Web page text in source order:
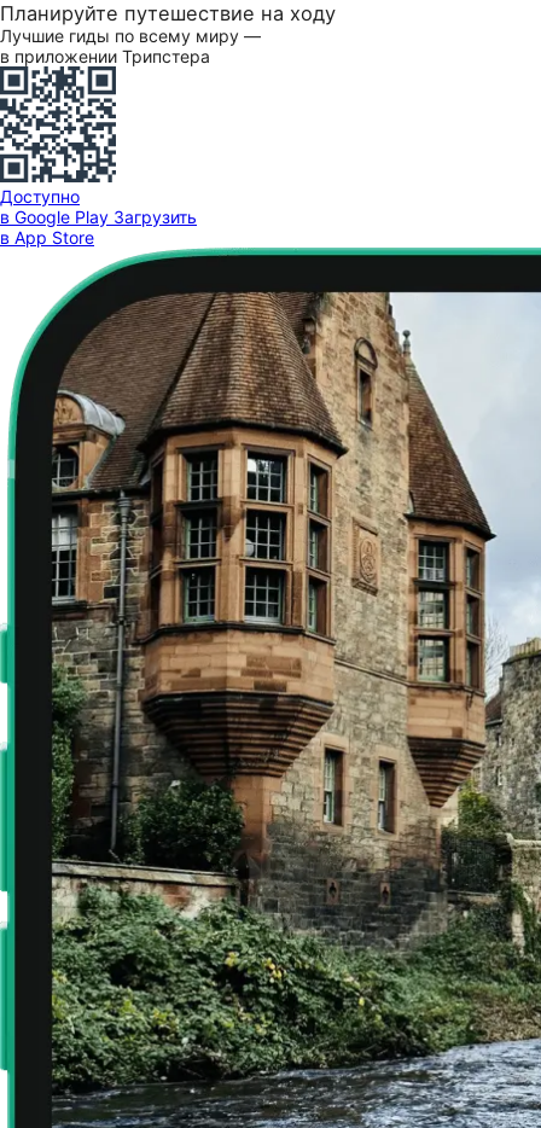
Планируйте путешествие на ходу
Лучшие гиды по всему миру —
в приложении Трипстера
Доступно
в Google Play Загрузить
в App Store